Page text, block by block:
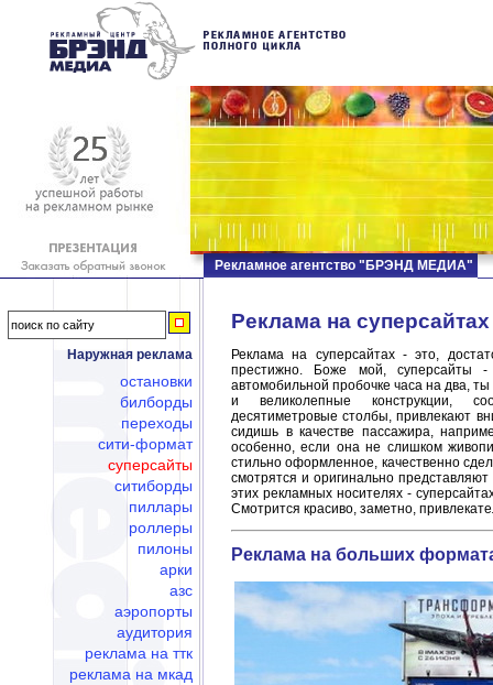
Наружная реклама
остановки
билборды
переходы
сити-формат
суперсайты
ситиборды
пиллары
роллеры
пилоны
арки
азс
аэропорты
аудитория
реклама на ттк
реклама на мкад
Рекламное агентство "БРЭНД МЕДИА"
Реклама на суперсайтах
Реклама на суперсайтах - это,
престижно. Боже мой, суперсайты
автомобильной пробочке часа на два,
и великолепные конструкции,
десятиметровые столбы, привлекают
сидишь в качестве пассажира,
особенно, если она не слишком
стильно оформленное, качественно
смотрятся и оригинально
этих рекламных носителях -
Смотрится красиво, заметно,
Реклама на больших